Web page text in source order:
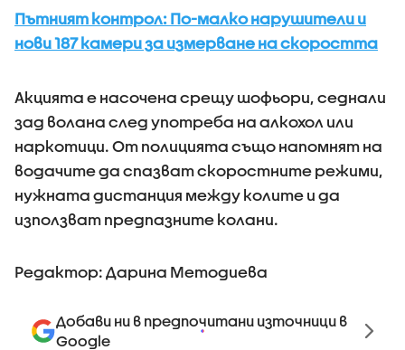
Пътният контрол: По-малко нарушители и
нови 187 камери за измерване на скоростта
Акцията е насочена срещу шофьори, седнали
зад волана след употреба на алкохол или
наркотици. От полицията също напомнят на
водачите да спазват скоростните режими,
нужната дистанция между колите и да
използват предпазните колани.
Редактор: Дарина Методиева
Добави ни в предпочитани източници в
Google